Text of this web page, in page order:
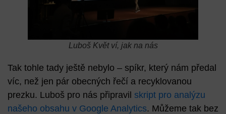
Luboš Květ ví, jak na nás
Tak tohle tady ještě nebylo – spíkr, který nám předal
víc, než jen pár obecných řečí a recyklovanou
prezku. Luboš pro nás připravil skript pro analýzu
našeho obsahu v Google Analytics. Můžeme tak bez